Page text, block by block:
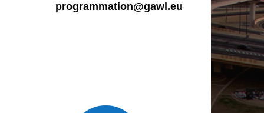
programmation@gawl.eu